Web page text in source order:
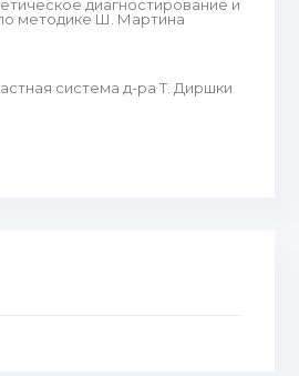
диагностирование и
методике Ш. Мартина
система д-ра Т. Диршки